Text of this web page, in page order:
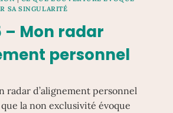
SA SINGULARITÉ
– Mon radar
personnel
radar d’alignement personnel
la non exclusivité évoque